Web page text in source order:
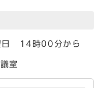
日 14時00分から
室